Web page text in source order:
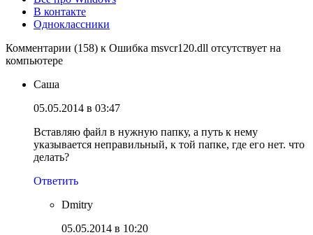
В контакте
Одноклассники
Комментарии (158) к Ошибка msvcr120.dll отсутствует на
компьютере
Саша
05.05.2014 в 03:47
Вставляю файл в нужную папку, а путь к нему
указывается неправильный, к той папке, где его нет. что
делать?
Ответить
Dmitry
05.05.2014 в 10:20